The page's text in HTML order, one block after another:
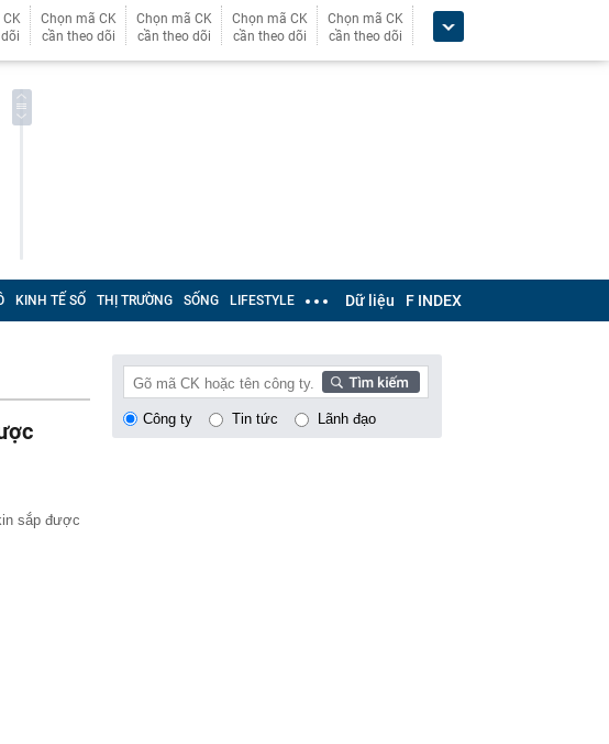
Chọn mã CK
cần theo dõi
Chọn mã CK
cần theo dõi
Chọn mã CK
cần theo dõi
Chọn mã CK
cần theo dõi
KINH TẾ SỐ THỊ TRƯỜNG SỐNG LIFESTYLE Dữ liệu F INDEX
sắp được
Công ty Tin tức Lãnh đạo